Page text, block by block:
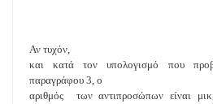
Αν τυχόν,
και κατά τον υπολογισμό που
παραγράφου 3, ο
αριθμός των αντιπροσώπων είναι